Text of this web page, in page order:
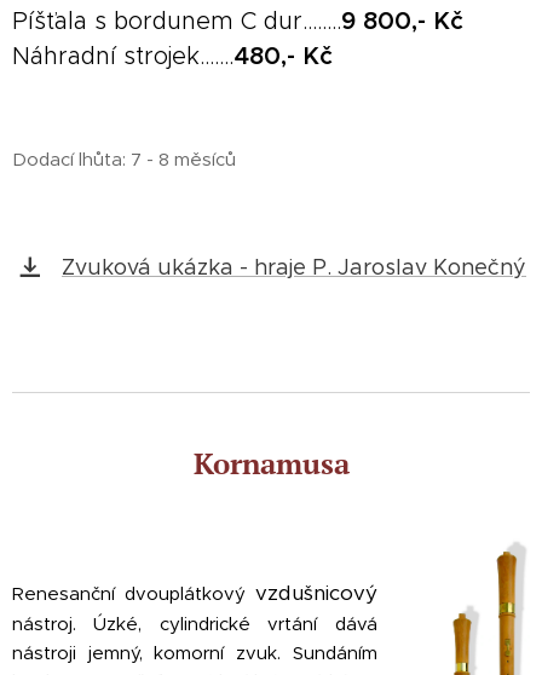
Píšťala s bordunem C dur........9 800,- Kč
Náhradní strojek.......480,- Kč
Dodací lhůta: 7 - 8 měsíců
Zvuková ukázka - hraje P. Jaroslav Konečný
Kornamusa
Renesanční dvouplátkový vzdušnicový
nástroj. Úzké, cylindrické vrtání dává
nástroji jemný, komorní zvuk. Sundáním